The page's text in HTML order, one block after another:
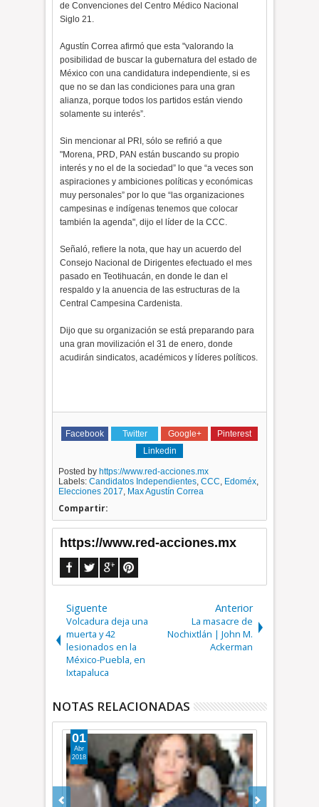
de Convenciones del Centro Médico Nacional
Siglo 21.
Agustín Correa afirmó que esta "valorando la
posibilidad de buscar la gubernatura del estado de
México con una candidatura independiente, si es
que no se dan las condiciones para una gran
alianza, porque todos los partidos están viendo
solamente su interés”.
Sin mencionar al PRI, sólo se refirió a que
"Morena, PRD, PAN están buscando su propio
interés y no el de la sociedad” lo que “a veces son
aspiraciones y ambiciones políticas y económicas
muy personales” por lo que “las organizaciones
campesinas e indígenas tenemos que colocar
también la agenda", dijo el líder de la CCC.
Señaló, refiere la nota, que hay un acuerdo del
Consejo Nacional de Dirigentes efectuado el mes
pasado en Teotihuacán, en donde le dan el
respaldo y la anuencia de las estructuras de la
Central Campesina Cardenista.
Dijo que su organización se está preparando para
una gran movilización el 31 de enero, donde
acudirán sindicatos, académicos y líderes políticos.
Facebook Twitter Google+
Pinterest
Linkedin
Posted by https://www.red-acciones.mx
Labels:Candidatos Independientes,CCC, Edoméx,
Elecciones 2017, Max Agustín Correa
Compartir:
https://www.red-acciones.mx
Siguente
Volcadura deja una
muerta y 42
lesionados en la
México-Puebla, en
Ixtapaluca
Anterior
La masacre de
Nochixtlán | John M.
Ackerman
NOTAS RELACIONADAS
01
Abr
2018